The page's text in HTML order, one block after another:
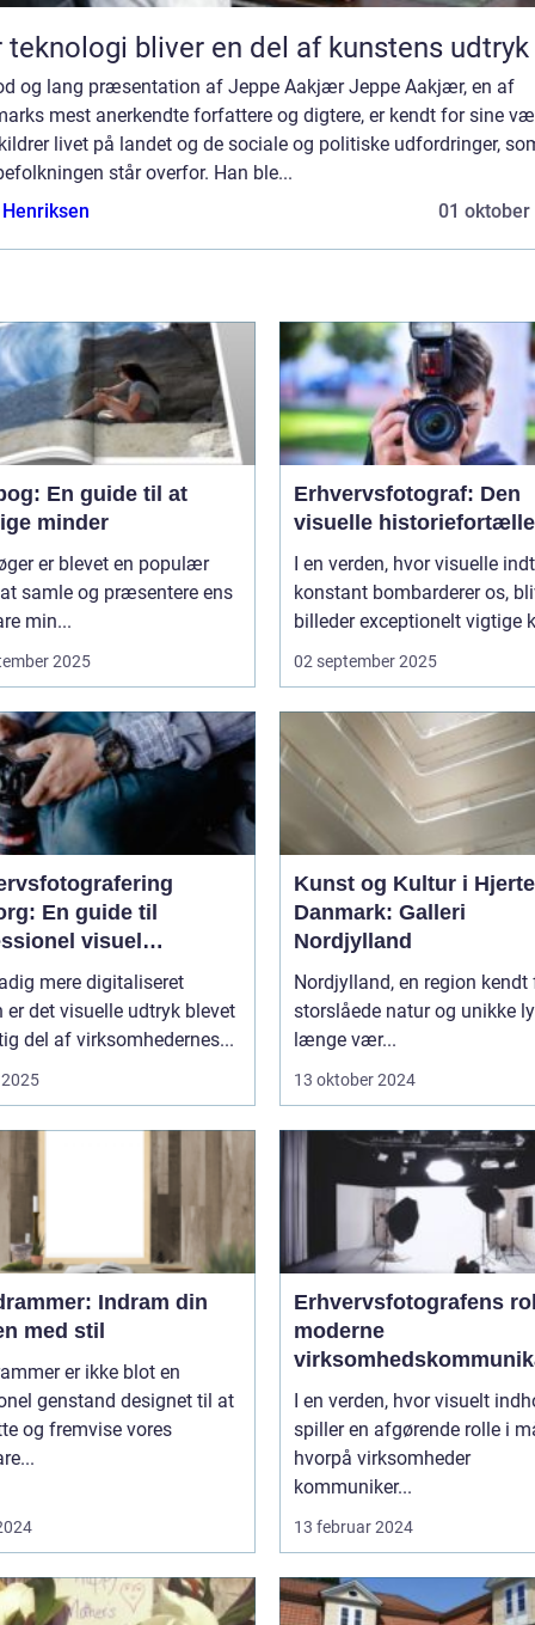
teknologi bliver en del af kunstens udtryk
og lang præsentation af Jeppe Aakjær Jeppe Aakjær, en af
mest anerkendte forfattere og digtere, er kendt for sine
livet på landet og de sociale og politiske udfordringer,
står overfor. Han ble...
01 oktober
En guide til at
minder
er blevet en populær
samle og præsentere ens
min...
2025
Erhvervsfotograf: Den
visuelle
I en verden, hvor visuelle
konstant bombarderer os,
billeder exceptionelt vigtige
02 september 2025
En guide til
visuel
mere digitaliseret
er det visuelle udtryk blevet
del af virksomhedernes...
Kunst og Kultur i
Danmark: Galleri
Nordjylland
Nordjylland, en region kendt
storslåede natur og unikke
længe vær...
13 oktober 2024
Indram din
med stil
er ikke blot en
genstand designet til at
og fremvise vores
Erhvervsfotografens
moderne
I en verden, hvor visuelt
spiller en afgørende rolle i
hvorpå virksomheder
kommuniker...
13 februar 2024